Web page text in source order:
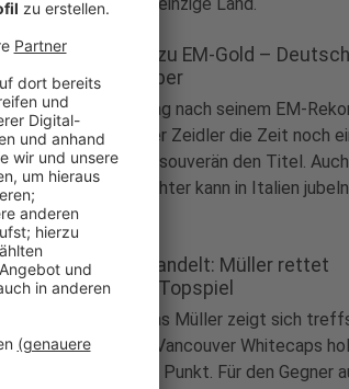
Zeidler rudert zu EM-Gold –
Achter holt Silber
Sport
Einen Tag nach seinem EM-
verbessert Oliver Zeidler die Zeit noch
und sichert sich souverän den Titel.
Deutschland-Achter kann in Italien
Elfmeter verwandelt: Müller rettet
Vancouver im Topspiel
Thomas Müller zeigt sich
vom Punkt. Die Vancouver Whitecaps
zumindest einen Punkt. Für den Gegner